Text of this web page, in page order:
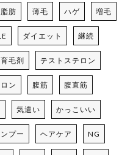
肪 薄毛 ハゲ 増毛
ダイエット 継続
育毛剤 テストステロン
ン 腹筋 腹直筋
気遣い かっこいい
プー ヘアケア NG